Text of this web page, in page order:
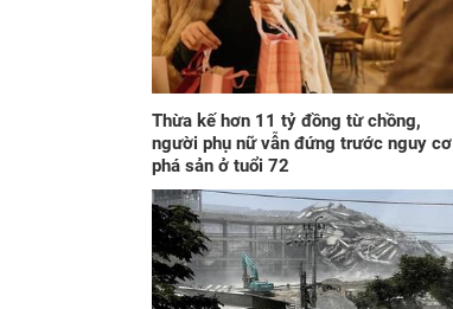
Thừa kế hơn 11 tỷ đồng từ chồng,
người phụ nữ vẫn đứng trước nguy cơ
phá sản ở tuổi 72